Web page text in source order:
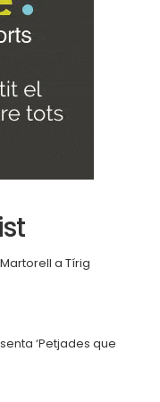
a Tírig
‘Petjades que